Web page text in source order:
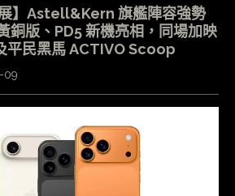
展】Astell&Kern 旗艦陣容強勢
銅版、PD5 新機亮相，同場加映
平民黑馬 ACTIVO Scoop
09